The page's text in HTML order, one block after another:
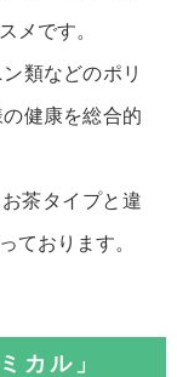
メです。
類などのポリ
健康を総合的
茶タイプと違
ております。
カル」